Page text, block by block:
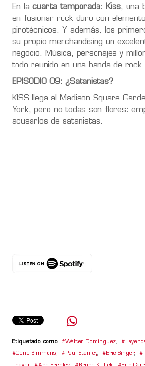
En la cuarta temporada: Kiss, una
en fusionar rock duro con
pirotécnicos. Y además, los
su propio merchandising un
negocio. Música, personajes y
todo reunido en una banda de rock.
EPISODIO 09: ¿Satanistas?
KISS llega al Madison Square
York, pero no todas son flores:
acusarlos de satanistas.
Etiquetado como Walter Domínguez,
Gene Simmons, Paul Stanley, Eric Singer,